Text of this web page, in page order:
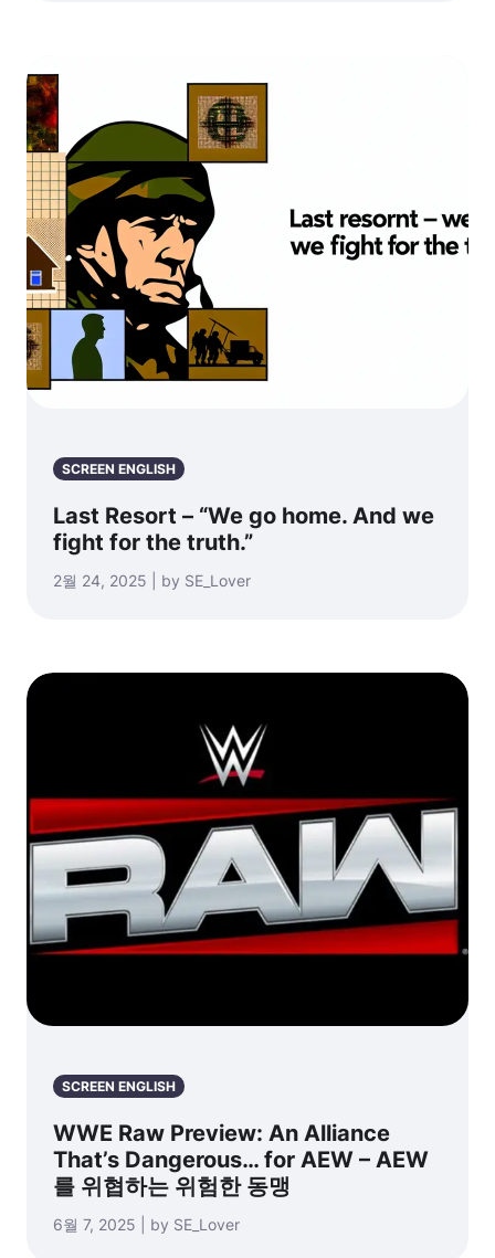
SCREEN ENGLISH
Last Resort – “We go home. And we
fight for the truth.”
2월 24, 2025 | by SE_Lover
SCREEN ENGLISH
WWE Raw Preview: An Alliance
That’s Dangerous… for AEW – AEW
를 위협하는 위험한 동맹
6월 7, 2025 | by SE_Lover